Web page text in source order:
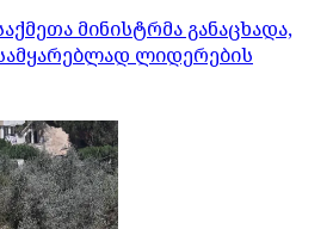
მინისტრმა განაცხადა,
ლიდერების